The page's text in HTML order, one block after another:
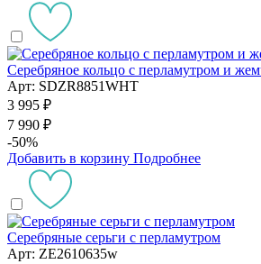
Серебряное кольцо с перламутром и
Арт: SDZR8851WHT
3 995 ₽
7 990 ₽
-50%
Добавить в корзину Подробнее
Серебряные серьги с перламутром
Арт: ZE2610635w